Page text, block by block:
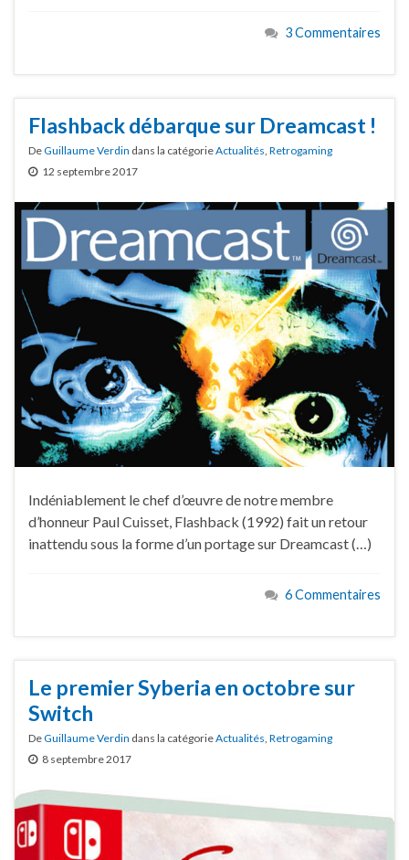
3 Commentaires
Flashback débarque sur Dreamcast !
DeGuillaume Verdin dans la catégorieActualités Retrogaming
12 septembre 2017
Indéniablement le chef d’œuvre de notre membre
d’honneur Paul Cuisset, Flashback (1992) fait un retour
inattendu sous la forme d’un portage sur Dreamcast (…)
6 Commentaires
Le premier Syberia en octobre sur
Switch
DeGuillaume Verdin dans la catégorieActualités Retrogaming
8 septembre 2017